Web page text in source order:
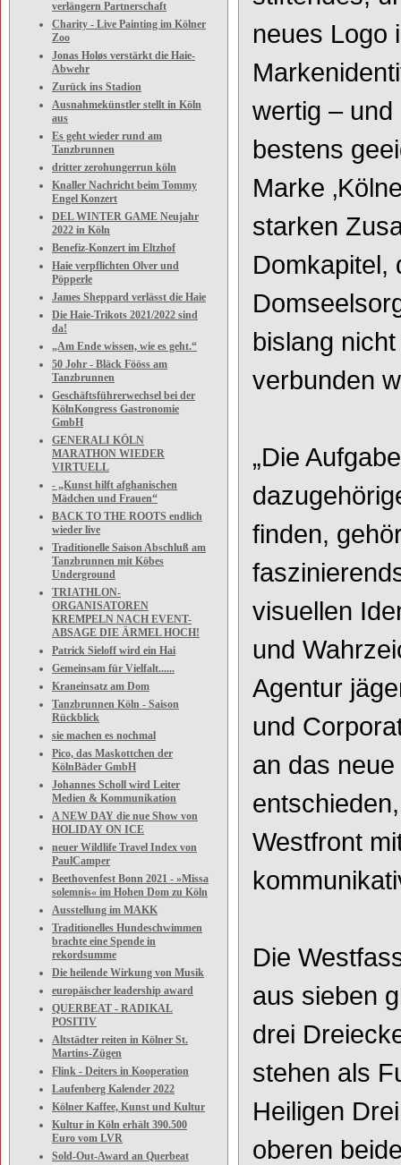
verlängern Partnerschaft
Charity - Live Painting im Kölner
Zoo
Jonas Holøs verstärkt die Haie-
Abwehr
Zurück ins Stadion
Ausnahmekünstler stellt in Köln
aus
Es geht wieder rund am
Tanzbrunnen
dritter zerohungerrun köln
Knaller Nachricht beim Tommy
Engel Konzert
DEL WINTER GAME Neujahr
2022 in Köln
Benefiz-Konzert im Eltzhof
Haie verpflichten Olver und
Pöpperle
James Sheppard verlässt die Haie
Die Haie-Trikots 2021/2022 sind
da!
„Am Ende wissen, wie es geht.“
50 Johr - Bläck Fööss am
Tanzbrunnen
Geschäftsführerwechsel bei der
KölnKongress Gastronomie
GmbH
GENERALI KÖLN
MARATHON WIEDER
VIRTUELL
- „Kunst hilft afghanischen
Mädchen und Frauen“
BACK TO THE ROOTS endlich
wieder live
Traditionelle Saison Abschluß am
Tanzbrunnen mit Köbes
Underground
TRIATHLON-
ORGANISATOREN
KREMPELN NACH EVENT-
ABSAGE DIE ÄRMEL HOCH!
Patrick Sieloff wird ein Hai
Gemeinsam für Vielfalt......
Kraneinsatz am Dom
Tanzbrunnen Köln - Saison
Rückblick
sie machen es nochmal
Pico, das Maskottchen der
KölnBäder GmbH
Johannes Scholl wird Leiter
Medien & Kommunikation
A NEW DAY die nue Show von
HOLIDAY ON ICE
neuer Wildlife Travel Index von
PaulCamper
Beethovenfest Bonn 2021 - »Missa
solemnis« im Hohen Dom zu Köln
Ausstellung im MAKK
Traditionelles Hundeschwimmen
brachte eine Spende in
rekordsumme
Die heilende Wirkung von Musik
europäischer leadership award
QUERBEAT - RADIKAL
POSITIV
Altstädter reiten in Kölner St.
Martins-Zügen
Flink - Deiters in Kooperation
Laufenberg Kalender 2022
Kölner Kaffee, Kunst und Kultur
Kultur in Köln erhält 390.500
Euro vom LVR
Sold-Out-Award an Querbeat
neues Logo
wertig –
bestens
Marke
starken
Domkapitel,
bislang
verbunden
„Die
finden,
visuellen
und
Agentur
und
an das
Westfront
Die
aus sieben
drei
stehen als
Heiligen
oberen